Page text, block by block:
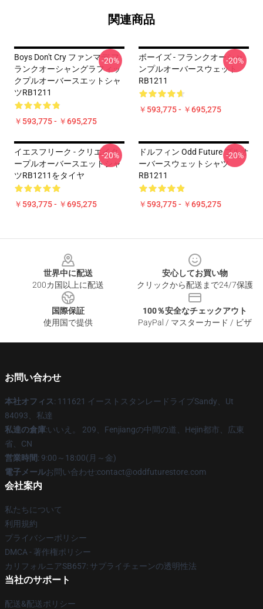
関連商品
Boys Don't Cry ファンマデ フ
ランクオーシャングラフィッ
クプルオーバースエットシャ
ツRB1211
￥593,775 - ￥695,275
-20%
ボーイズ - フランクオーシャ
ンプルオーバースウェット
RB1211
￥593,775 - ￥695,275
-20%
イエスフリーク - クリエイタ
ープルオーバースエットシャ
ツRB1211をタイヤ
￥593,775 - ￥695,275
-20%
ドルフィン Odd Future プルオ
ーバースウェットシャツ
RB1211
￥593,775 - ￥695,275
-20%
世界中に配送
200カ国以上に配送
安心してお買い物
クリックから配送まで24/7保護
国際保証
使用国で提供
100％安全なチェックアウト
PayPal / マスターカード / ビザ
お問い合わせ
本社オフィス: 111621 イーストスタンレードライブSandy、Ut
84093、私達
私達の倉庫:いいえ。 209、Fenjiangの中間の道、Hejin都市、広東
省、CN
営業時間: 9:00～18:00(月～金)
電子メールお問い合わせ:contact@oddfuturestore.com
会社案内
私たちについて
利用規約
プライバシーポリシー
DMCA - 著作権ポリシー
カリフォルニアSB657: サプライチェーンの透明性法
当社のサポート
配送&配送ポリシー